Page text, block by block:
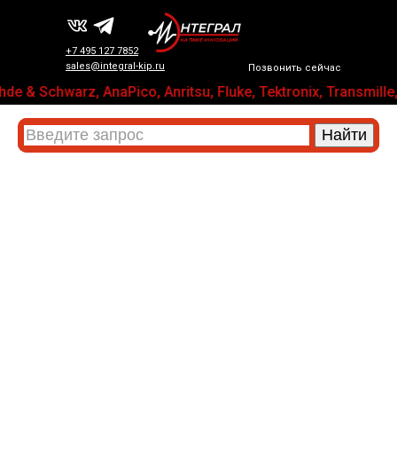
Позвонить сейчас
+7 495 127 7852
sales@integral-kip.ru
Schwarz, AnaPico, Anritsu, Fluke, Tektronix,